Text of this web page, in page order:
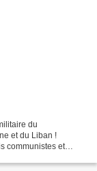
du
et du Liban !
communistes et